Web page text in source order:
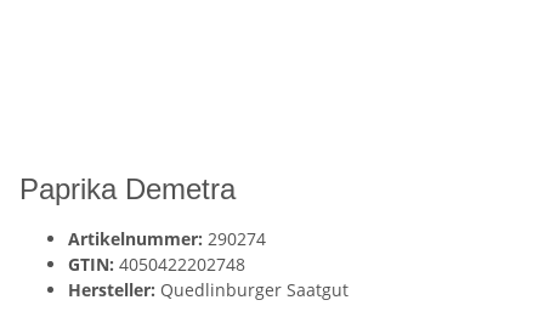
Paprika Demetra
Artikelnummer: 290274
GTIN: 4050422202748
Hersteller: Quedlinburger Saatgut